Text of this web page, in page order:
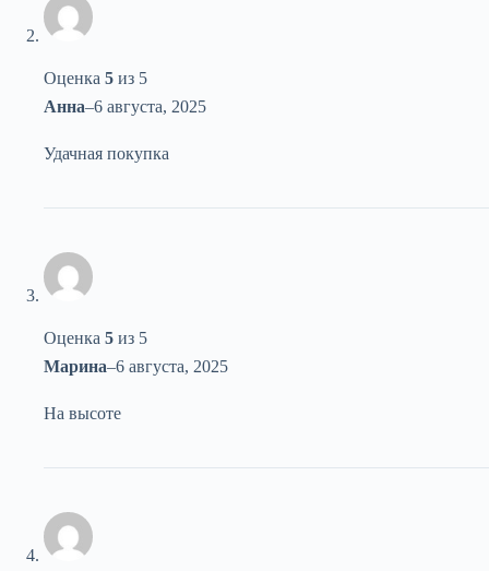
Оценка 5 из 5
Анна–6 августа, 2025
Удачная покупка
Оценка 5 из 5
Марина–6 августа, 2025
На высоте